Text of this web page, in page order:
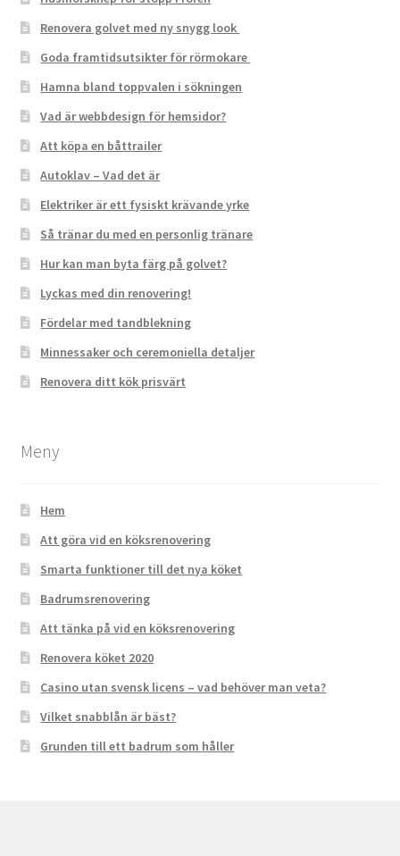
Renovera golvet med ny snygg look
Goda framtidsutsikter för rörmokare
Hamna bland toppvalen i sökningen
Vad är webbdesign för hemsidor?
Att köpa en båttrailer
Autoklav – Vad det är
Elektriker är ett fysiskt krävande yrke
Så tränar du med en personlig tränare
Hur kan man byta färg på golvet?
Lyckas med din renovering!
Fördelar med tandblekning
Minnessaker och ceremoniella detaljer
Renovera ditt kök prisvärt
Meny
Hem
Att göra vid en köksrenovering
Smarta funktioner till det nya köket
Badrumsrenovering
Att tänka på vid en köksrenovering
Renovera köket 2020
Casino utan svensk licens – vad behöver man veta?
Vilket snabblån är bäst?
Grunden till ett badrum som håller